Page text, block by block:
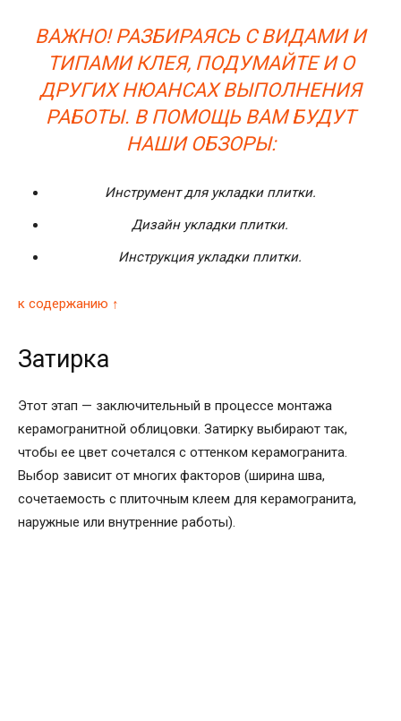
ВАЖНО! РАЗБИРАЯСЬ С ВИДАМИ И
ТИПАМИ КЛЕЯ, ПОДУМАЙТЕ И О
ДРУГИХ НЮАНСАХ ВЫПОЛНЕНИЯ
РАБОТЫ. В ПОМОЩЬ ВАМ БУДУТ
НАШИ ОБЗОРЫ:
Инструмент для укладки плитки.
Дизайн укладки плитки.
Инструкция укладки плитки.
к содержанию ↑
Затирка
Этот этап — заключительный в процессе монтажа
керамогранитной облицовки. Затирку выбирают так,
чтобы ее цвет сочетался с оттенком керамогранита.
Выбор зависит от многих факторов (ширина шва,
сочетаемость с плиточным клеем для керамогранита,
наружные или внутренние работы).